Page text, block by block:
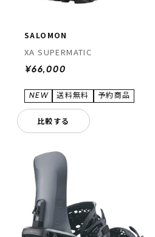
SALOMON
XA SUPERMATIC
¥66,000
比較する